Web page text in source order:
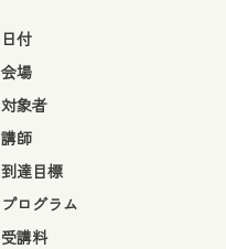
日付
会場
対象者
講師
到達目標
プログラム
受講料